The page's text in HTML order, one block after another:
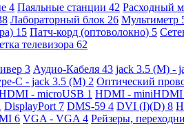
4 Паяльные станции 42 Расходный
Лабораторный блок 26 Мультиметр
15 Патч-корд (оптоволокно) 5
телевизора 62
3 Аудио-Кабеля 43 jack 3.5 (M) -
C - jack 3.5 (M) 2 Оптический
- microUSB 1 HDMI - miniHDMI
DisplayPort 7 DMS-59 4 DVI (I)(D) 8
6 VGA - VGA 4 Рейзеры,